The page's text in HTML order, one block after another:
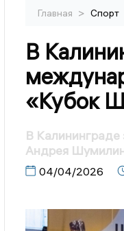
Главная > Спорт
В
«Кубок
В Калининграде
Андрея
04/04/2026